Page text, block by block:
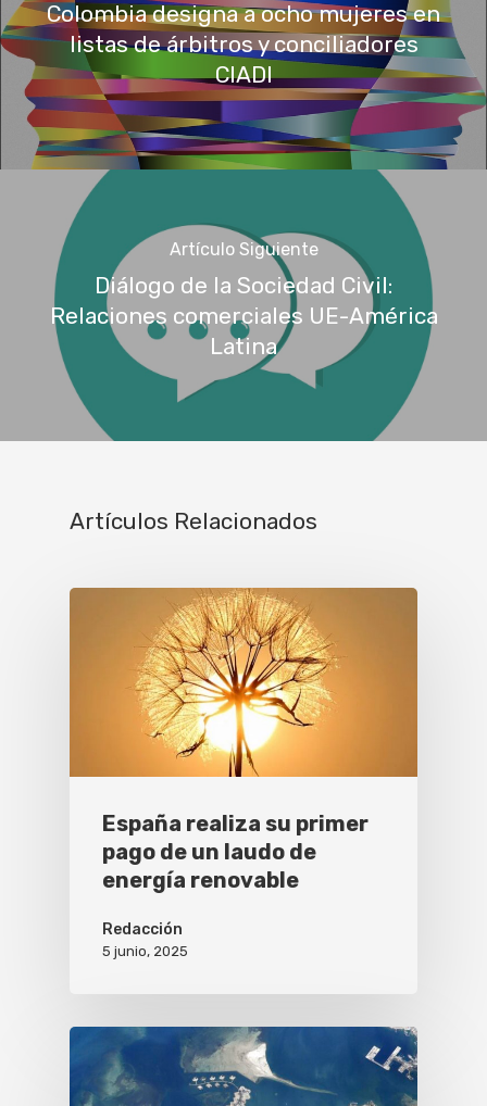
Colombia designa a ocho mujeres en
listas de árbitros y conciliadores
CIADI
Artículo Siguiente
Diálogo de la Sociedad Civil:
Relaciones comerciales UE-América
Latina
Artículos Relacionados
España realiza su primer
pago de un laudo de
energía renovable
Redacción
5 junio, 2025